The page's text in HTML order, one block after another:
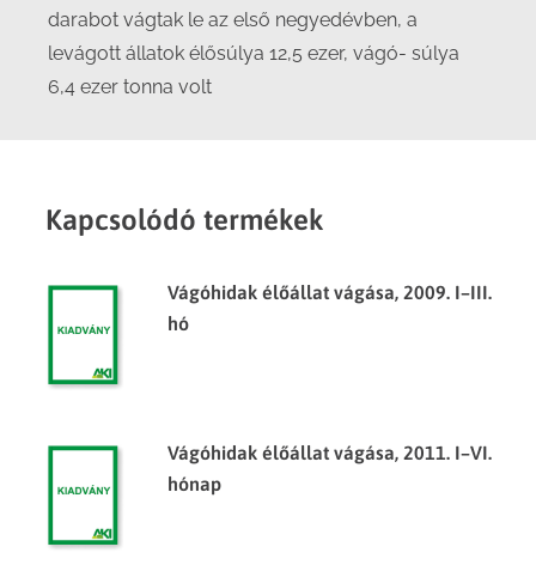
darabot vágtak le az első negyedévben, a
levágott állatok élősúlya 12,5 ezer, vágó- súlya
6,4 ezer tonna volt
Kapcsolódó termékek
Vágóhidak élőállat vágása, 2009. I–III.
hó
Vágóhidak élőállat vágása, 2011. I–VI.
hónap